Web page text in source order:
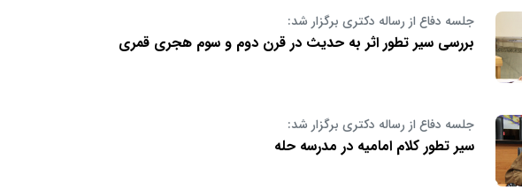
جلسه دفاع از رساله دکتری برگزار شد:
بررسی سیر تطور اثر به حدیث در قرن دوم و سوم هجری قمری
جلسه دفاع از رساله دکتری برگزار شد:
سیر تطور کلام امامیه در مدرسه حله